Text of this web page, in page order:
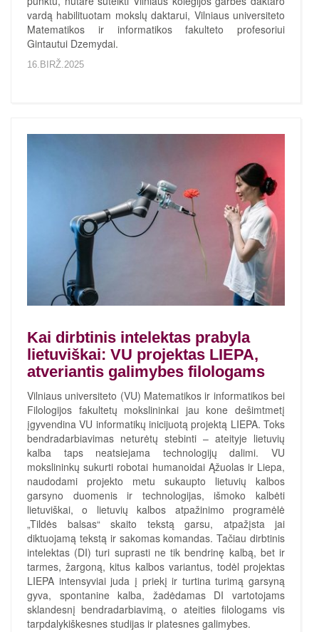
vardą habilituotam mokslų daktarui, Vilniaus universiteto
Matematikos ir informatikos fakulteto profesoriui
Gintautui Dzemydai.
16.BIRŽ.2025
Kai dirbtinis intelektas prabyla
lietuviškai: VU projektas LIEPA,
atveriantis galimybes filologams
Vilniaus universiteto (VU) Matematikos ir informatikos bei
Filologijos fakultetų mokslininkai jau kone dešimtmetį
įgyvendina VU informatikų inicijuotą projektą LIEPA. Toks
bendradarbiavimas neturėtų stebinti – ateityje lietuvių
kalba taps neatsiejama technologijų dalimi. VU
mokslininkų sukurti robotai humanoidai Ąžuolas ir Liepa,
naudodami projekto metu sukaupto lietuvių kalbos
garsyno duomenis ir technologijas, išmoko kalbėti
lietuviškai, o lietuvių kalbos atpažinimo programėlė
„Tildės balsas“ skaito tekstą garsu, atpažįsta jai
diktuojamą tekstą ir sakomas komandas. Tačiau dirbtinis
intelektas (DI) turi suprasti ne tik bendrinę kalbą, bet ir
tarmes, žargoną, kitus kalbos variantus, todėl projektas
LIEPA intensyviai juda į priekį ir turtina turimą garsyną
gyva, spontanine kalba, žadėdamas DI vartotojams
sklandesnį bendradarbiavimą, o ateities filologams vis
tarpdalykiškesnes studijas ir platesnes galimybes.